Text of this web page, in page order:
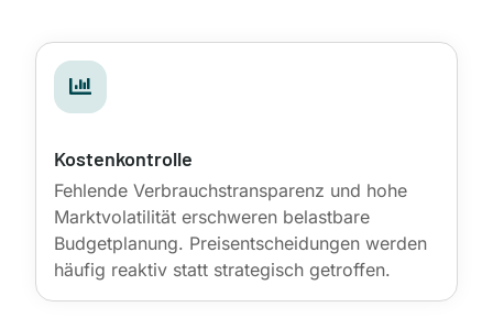

Kostenkontrolle
Fehlende Verbrauchstransparenz und hohe
Marktvolatilität erschweren belastbare
Budgetplanung. Preisentscheidungen werden
häufig reaktiv statt strategisch getroffen.